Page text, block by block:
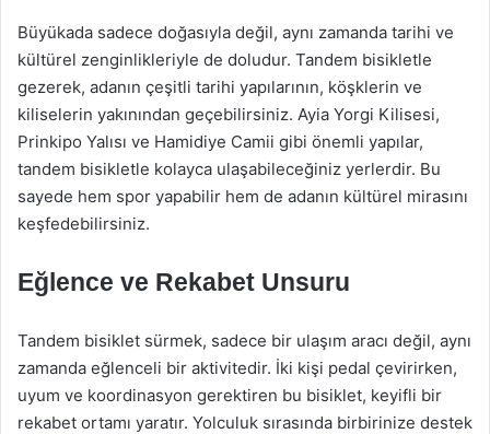
Büyükada sadece doğasıyla değil, aynı zamanda tarihi ve
kültürel zenginlikleriyle de doludur. Tandem bisikletle
gezerek, adanın çeşitli tarihi yapılarının, köşklerin ve
kiliselerin yakınından geçebilirsiniz. Ayia Yorgi Kilisesi,
Prinkipo Yalısı ve Hamidiye Camii gibi önemli yapılar,
tandem bisikletle kolayca ulaşabileceğiniz yerlerdir. Bu
sayede hem spor yapabilir hem de adanın kültürel mirasını
keşfedebilirsiniz.
Eğlence ve Rekabet Unsuru
Tandem bisiklet sürmek, sadece bir ulaşım aracı değil, aynı
zamanda eğlenceli bir aktivitedir. İki kişi pedal çevirirken,
uyum ve koordinasyon gerektiren bu bisiklet, keyifli bir
rekabet ortamı yaratır. Yolculuk sırasında birbirinize destek